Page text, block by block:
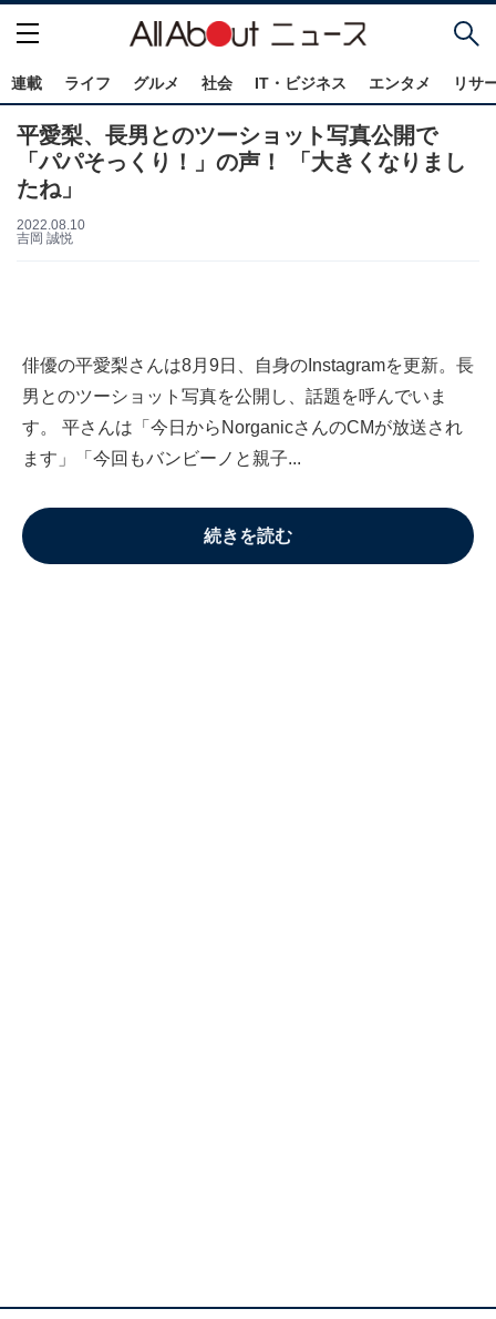
連載 ライフ グルメ 社会 IT・ビジネス エンタメ リサ
平愛梨、長男とのツーショット写真公開で
「パパそっくり！」の声！ 「大きくなりまし
たね」
2022.08.10
吉岡 誠悦
俳優の平愛梨さんは8月9日、自身のInstagramを更新。長
男とのツーショット写真を公開し、話題を呼んでいま
す。 平さんは「今日からNorganicさんのCMが放送され
ます」「今回もバンビーノと親子...
続きを読む